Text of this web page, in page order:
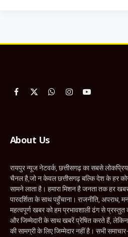
Facebook
X
WhatsApp
InstagramYouTube
About Us
रायपुर न्यूज नेटवर्क, छत्तीसगढ़ का सबसे
चैनल है,जो न केवल छत्तीसगढ़ बल्कि देश के हर
सामने लाता है। हमारा मिशन है जनता तक हर खबर
पारदर्शिता के साथ पहुँचाना। राजनीति,
महत्वपूर्ण खबर को हम प्रभावशाली ढंग से प्रस्तुत
और जिम्मेदारी के साथ खबरें प्रेषित करते हैं,
की सामग्री के लिए जिम्मेदार नहीं है। सभी